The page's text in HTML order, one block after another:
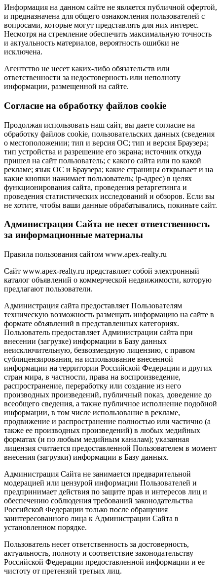
Информация на данном сайте не является публичной офертой,
и предназначена для общего ознакомления пользователей с
вопросами, которые могут представлять для них интерес.
Несмотря на стремление обеспечить максимальную точность
и актуальность материалов, вероятность ошибки не
исключена.
Агентство не несет каких-либо обязательств или
ответственности за недостоверность или неполноту
информации, размещенной на сайте.
Cогласие на обработку файлов cookie
Продолжая использовать наш сайт, вы даете согласие на
обработку файлов cookie, пользовательских данных (сведения
о местоположении; тип и версия ОС; тип и версия Браузера;
тип устройства и разрешение его экрана; источник откуда
пришел на сайт пользователь; с какого сайта или по какой
рекламе; язык ОС и Браузера; какие страницы открывает и на
какие кнопки нажимает пользователь; ip-адрес) в целях
функционирования сайта, проведения ретаргетинга и
проведения статистических исследований и обзоров. Если вы
не хотите, чтобы ваши данные обрабатывались, покиньте сайт.
Администрация Сайта не несет ответственность
за информационные материалы
Правила пользования сайтом www.apex-realty.ru
Сайт www.apex-realty.ru представляет собой электронный
каталог объявлений о коммерческой недвижимости, которую
предлагают пользователи.
Администрация сайта предоставляет Пользователям
техническую возможность размещать информацию на сайте в
формате объявлений в представленных категориях.
Пользователь предоставляет Администрации сайта при
внесении (загрузке) информации в Базу данных
неисключительную, безвозмездную лицензию, с правом
сублицензирования, на использование внесенной
информации на территории Российской Федерации и других
стран мира, в частности, права на воспроизведение,
распространение, переработку или создание из него
производных произведений, публичный показ, доведение до
всеобщего сведения, а также публичное исполнение подобной
информации, в том числе использование в рекламе,
продвижение и распространение полностью или частично (а
также ее производных произведений) в любых медийных
форматах (и по любым медийным каналам); указанная
лицензия считается предоставленной Пользователем в момент
внесения (загрузки) информации в Базу данных.
Администрация Сайта не занимается предварительной
модерацией или цензурой информации Пользователей и
предпринимает действия по защите прав и интересов лиц и
обеспечению соблюдения требований законодательства
Российской Федерации только после обращения
заинтересованного лица к Администрации Сайта в
установленном порядке.
Пользователь несет ответственность за достоверность,
актуальность, полноту и соответствие законодательству
Российской Федерации предоставленной информации и ее
чистоту от претензий третьих лиц.